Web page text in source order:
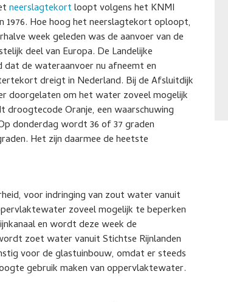
neerslagtekortloopt volgens het KNMI
Hoe hoog het neerslagtekort oploopt,
week geleden was de aanvoer van de
deel van Europa. De Landelijke
de wateraanvoer nu afneemt en
dreigt in Nederland. Bij de Afsluitdijk
doorgelaten om het water zoveel mogelijk
droogtecode Oranje, een waarschuwing
donderdag wordt 36 of 37 graden
Het zijn daarmee de heetste
voor indringing van zout water vanuit
zoveel mogelijk te beperken
en wordt deze week de
zoet water vanuit Stichtse Rijnlanden
voor de glastuinbouw, omdat er steeds
gebruik maken van oppervlaktewater.